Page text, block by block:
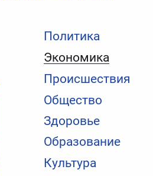
Политика
Экономика
Происшествия
Общество
Здоровье
Образование
Культура